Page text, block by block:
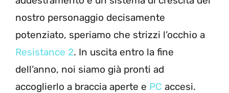
nostro personaggio decisamente
potenziato, speriamo che strizzi l’occhio a
Resistance 2. In uscita entro la fine
dell’anno, noi siamo già pronti ad
accoglierlo a braccia aperte e PC accesi.